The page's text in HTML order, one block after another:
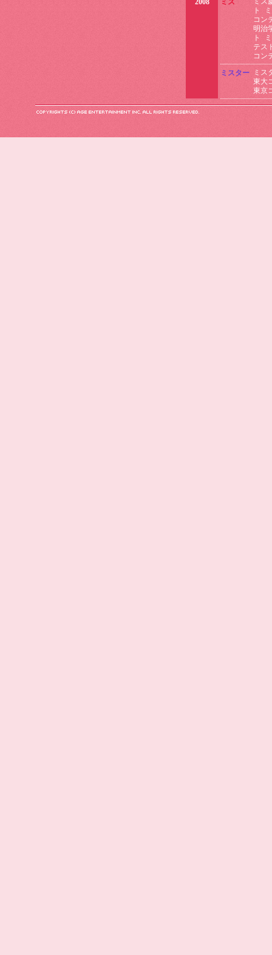
2008 ミス
ト
コン
明治
ト
テス
コン
ミスター
ミス
東大
東京